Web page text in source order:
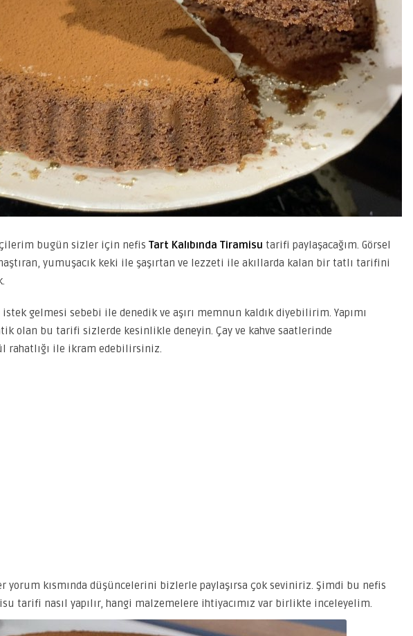
bugün sizler için nefis Tart Kalıbında Tiramisu tarifi paylaşacağım. Görsel
yumuşacık keki ile şaşırtan ve lezzeti ile akıllarda kalan bir tatlı tarifini
gelmesi sebebi ile denedik ve aşırı memnun kaldık diyebilirim. Yapımı
olan bu tarifi sizlerde kesinlikle deneyin. Çay ve kahve saatlerinde
rahatlığı ile ikram edebilirsiniz.
yorum kısmında düşüncelerini bizlerle paylaşırsa çok seviniriz. Şimdi bu nefis
tarifi nasıl yapılır, hangi malzemelere ihtiyacımız var birlikte inceleyelim.